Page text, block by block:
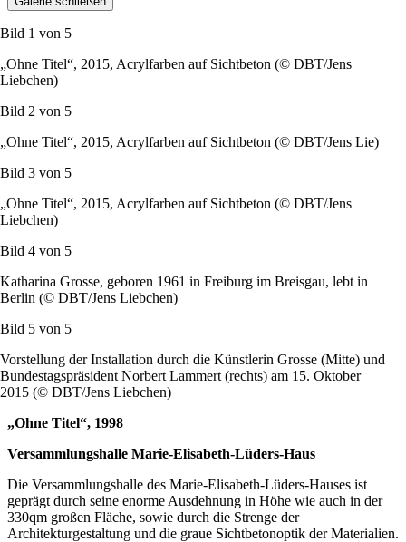
Bild 1 von 5
„Ohne Titel“, 2015, Acrylfarben auf Sichtbeton (© DBT/Jens
Liebchen)
Bild 2 von 5
„Ohne Titel“, 2015, Acrylfarben auf Sichtbeton (© DBT/Jens Lie)
Bild 3 von 5
„Ohne Titel“, 2015, Acrylfarben auf Sichtbeton (© DBT/Jens
Liebchen)
Bild 4 von 5
Katharina Grosse, geboren 1961 in Freiburg im Breisgau, lebt in
Berlin (© DBT/Jens Liebchen)
Bild 5 von 5
Vorstellung der Installation durch die Künstlerin Grosse (Mitte) und
Bundestagspräsident Norbert Lammert (rechts) am 15. Oktober
2015 (© DBT/Jens Liebchen)
„Ohne Titel“, 1998
Versammlungshalle Marie-Elisabeth-Lüders-Haus
Die Versammlungshalle des Marie-Elisabeth-Lüders-Hauses ist
geprägt durch seine enorme Ausdehnung in Höhe wie auch in der
330qm großen Fläche, sowie durch die Strenge der
Architekturgestaltung und die graue Sichtbetonoptik der Materialien.